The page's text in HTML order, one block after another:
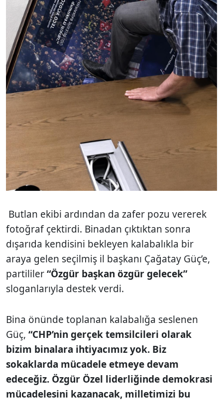
Butlan ekibi ardından da zafer pozu vererek
fotoğraf çektirdi. Binadan çıktıktan sonra
dışarıda kendisini bekleyen kalabalıkla bir
araya gelen seçilmiş il başkanı Çağatay Güç’e,
partililer“Özgür başkan özgür gelecek”
sloganlarıyla destek verdi.
Bina önünde toplanan kalabalığa seslenen
Güç, “CHP’nin gerçek temsilcileri olarak
bizim binalara ihtiyacımız yok. Biz
sokaklarda mücadele etmeye devam
edeceğiz. Özgür Özel liderliğinde demokrasi
mücadelesini kazanacak, milletimizi bu